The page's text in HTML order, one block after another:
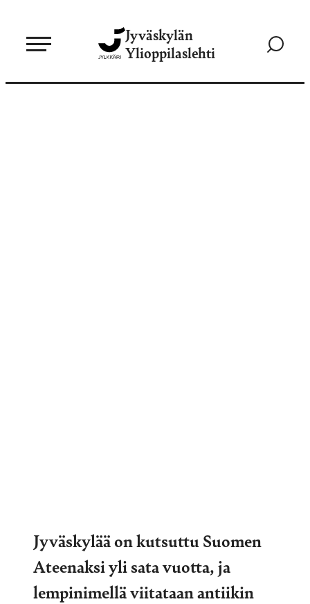
sisältöön
Jyväskylän
Ylioppilaslehti
Siirry
Jyväskylää on kutsuttu Suomen
Ateenaksi yli sata vuotta, ja
lempinimellä viitataan antiikin